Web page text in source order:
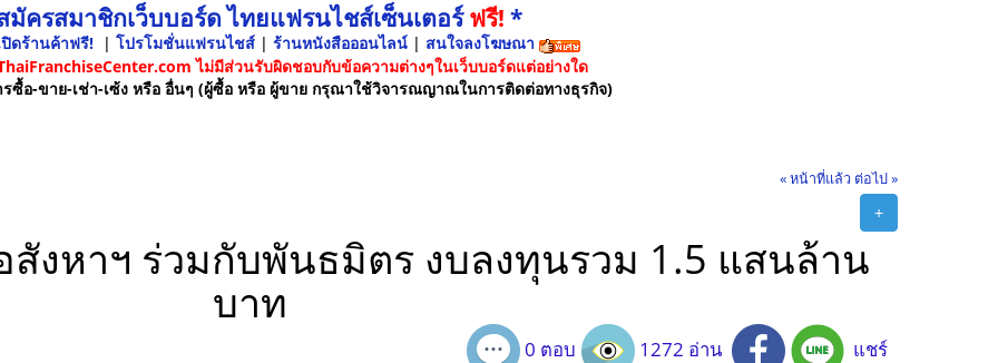
มัครสมาชิกเว็บบอร์ด ไทยแฟรนไชส์เซ็นเตอร์ฟรี! *
ดร้านค้าฟรี! | โปรโมชั่นแฟรนไชส์ | ร้านหนังสือออนไลน์ | สนใจลงโฆษณา
ไม่มีส่วนรับผิดชอบกับข้อความต่างๆในเว็บบอร์ดแต่อย่างใด
รซื้อ-ขาย-เช่า-เซ้ง หรือ อื่นๆ (ผู้ซื้อ หรือ ผู้ขาย กรุณาใช้วิจารณญาณในการติดต่อทางธุรกิจ)
« หน้าที่แล้ว ต่อไป »
+
สังหาฯ ร่วมกับพันธมิตร งบลงทุนรวม 1.5 แสนล้าน
บาท
0 ตอบ 1272 อ่าน แชร์